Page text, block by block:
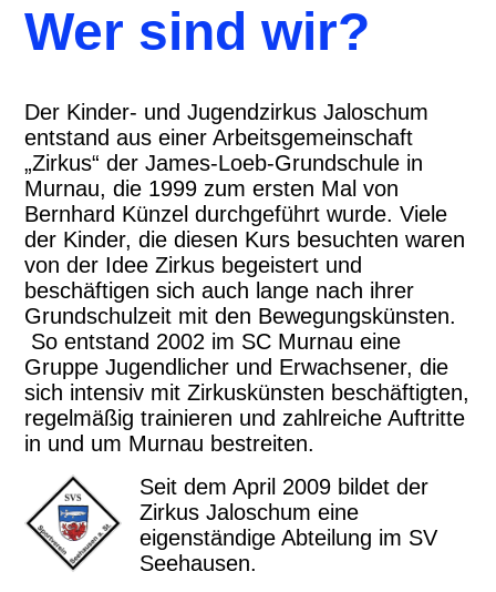
Wer sind wir?
Der Kinder- und Jugendzirkus Jaloschum
entstand aus einer Arbeitsgemeinschaft
„Zirkus“ der James-Loeb-Grundschule in
Murnau, die 1999 zum ersten Mal von
Bernhard Künzel durchgeführt wurde. Viele
der Kinder, die diesen Kurs besuchten waren
von der Idee Zirkus begeistert und
beschäftigen sich auch lange nach ihrer
Grundschulzeit mit den Bewegungskünsten.
So entstand 2002 im SC Murnau eine
Gruppe Jugendlicher und Erwachsener, die
sich intensiv mit Zirkuskünsten beschäftigten,
regelmäßig trainieren und zahlreiche Auftritte
in und um Murnau bestreiten.
Seit dem April 2009 bildet der
Zirkus Jaloschum eine
eigenständige Abteilung im SV
Seehausen.